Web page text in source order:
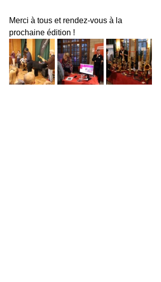
Merci à tous et rendez-vous à la
prochaine édition !